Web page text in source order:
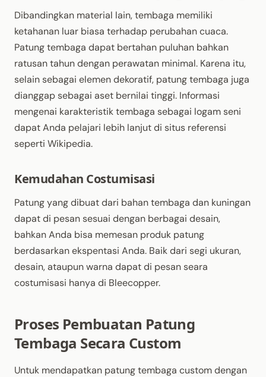
Dibandingkan material lain, tembaga memiliki
ketahanan luar biasa terhadap perubahan cuaca.
Patung tembaga dapat bertahan puluhan bahkan
ratusan tahun dengan perawatan minimal. Karena itu,
selain sebagai elemen dekoratif, patung tembaga juga
dianggap sebagai aset bernilai tinggi. Informasi
mengenai karakteristik tembaga sebagai logam seni
dapat Anda pelajari lebih lanjut di situs referensi
seperti Wikipedia.
Kemudahan Costumisasi
Patung yang dibuat dari bahan tembaga dan kuningan
dapat di pesan sesuai dengan berbagai desain,
bahkan Anda bisa memesan produk patung
berdasarkan ekspentasi Anda. Baik dari segi ukuran,
desain, ataupun warna dapat di pesan seara
costumisasi hanya di Bleecopper.
Proses Pembuatan Patung
Tembaga Secara Custom
Untuk mendapatkan patung tembaga custom dengan